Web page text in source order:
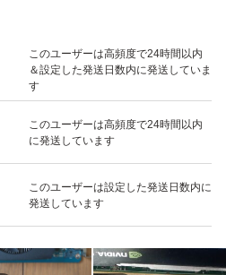
このユーザーは高頻度で24時間以内
＆設定した発送日数内に発送していま
す
このユーザーは高頻度で24時間以内
に発送しています
このユーザーは設定した発送日数内に
発送しています
いいね！
15,000